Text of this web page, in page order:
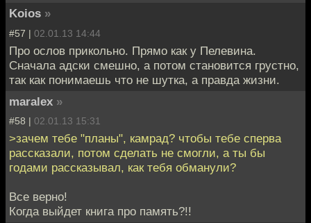
Koios »
#57 | 02.01.13 14:44
Про ослов прикольно. Прямо как у Пелевина.
Сначала адски смешно, а потом становится грустно,
так как понимаешь что не шутка, а правда жизни.
maralex »
#58 | 02.01.13 15:31
>зачем тебе "планы", камрад? чтобы тебе сперва
рассказали, потом сделать не смогли, а ты бы
годами рассказывал, как тебя обманули?
Все верно!
Когда выйдет книга про память?!!